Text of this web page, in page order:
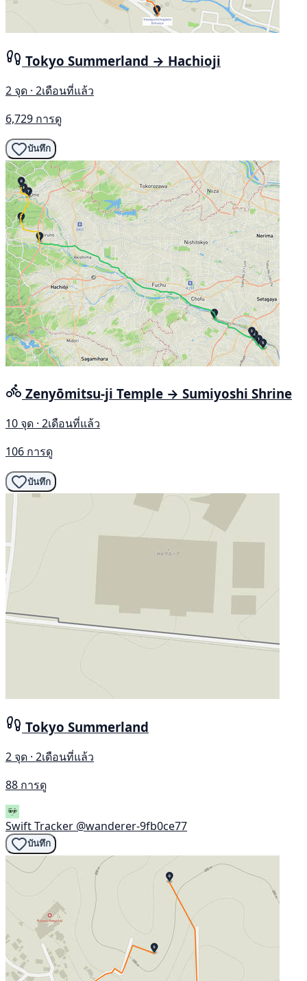
Tokyo Summerland → Hachioji
2 จุด · 2เดือนที่แล้ว
6,729 การดู
บันทึก
Zenyōmitsu-ji Temple → Sumiyoshi Shrine
10 จุด · 2เดือนที่แล้ว
106 การดู
บันทึก
Tokyo Summerland
2 จุด · 2เดือนที่แล้ว
88 การดู
Swift Tracker @wanderer-9fb0ce77
บันทึก